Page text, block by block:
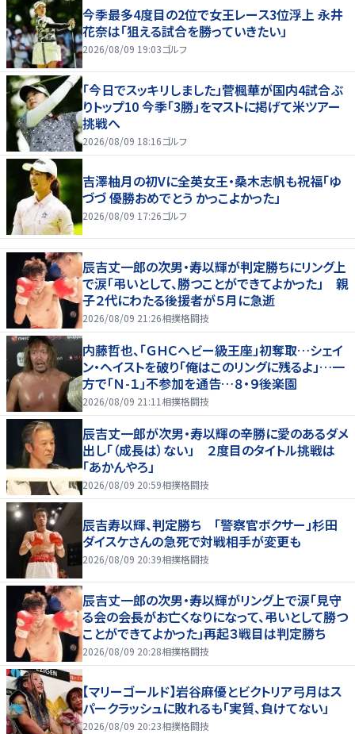
今季最多4度目の2位で女王レース3位浮上 永井
花奈は「狙える試合を勝っていきたい」
2026/08/09 19:03ゴルフ
「今日でスッキリしました」菅楓華が国内4試合ぶ
りトップ10 今季「3勝」をマストに掲げて米ツアー
挑戦へ
2026/08/09 18:16ゴルフ
吉澤柚月の初Vに全英女王・桑木志帆も祝福「ゆ
づづ 優勝おめでとう かっこよかった」
2026/08/09 17:26ゴルフ
辰吉丈一郎の次男・寿以輝が判定勝ちにリング上
で涙「弔いとして、勝つことができてよかった」 親
子２代にわたる後援者が５月に急逝
2026/08/09 21:26相撲格闘技
内藤哲也、「ＧＨＣヘビー級王座」初奪取…シェイ
ン・ヘイストを破り「俺はこのリングに残るよ」…一
方で「Ｎ-１」不参加を通告…８・９後楽園
2026/08/09 21:11 相撲格闘技
辰吉丈一郎が次男・寿以輝の辛勝に愛のあるダメ
出し「（成長は）ない」 ２度目のタイトル挑戦は
「あかんやろ」
2026/08/09 20:59相撲格闘技
辰吉寿以輝、判定勝ち 「警察官ボクサー」杉田
ダイスケさんの急死で対戦相手が変更も
2026/08/09 20:39相撲格闘技
辰吉丈一郎の次男・寿以輝がリング上で涙「見守
る会の会長がお亡くなりになって、弔いとして勝つ
ことができてよかった」再起３戦目は判定勝ち
2026/08/09 20:28相撲格闘技
【マリーゴールド】岩谷麻優とビクトリア弓月はス
パークラッシュに敗れるも「実質、負けてない」
2026/08/09 20:23相撲格闘技